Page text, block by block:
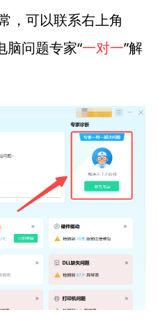
，可以联系右上角
脑问题专家“一对一”解